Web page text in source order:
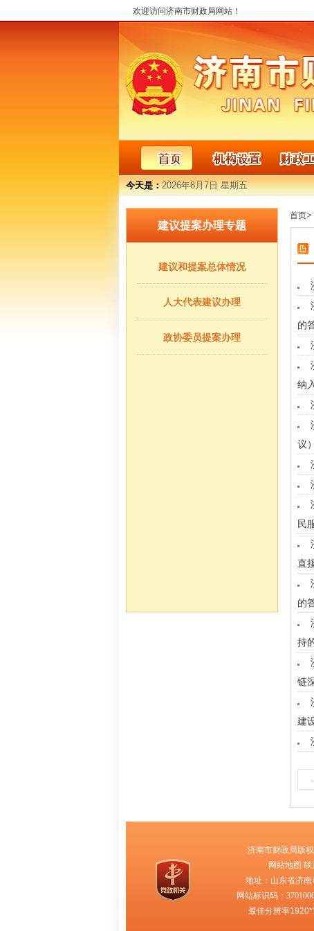
欢迎访问济南市财政局网站！
今天是：2026年8月7日 星期五
建议提案办理专题
建议和提案总体情况
人大代表建议办理
政协委员提案办理
首页>
的
纳
议
民
直
的
持
链
建
济南市财政局版
网站地图 联
地址：山东省济
网站标识码：
最佳分辨率